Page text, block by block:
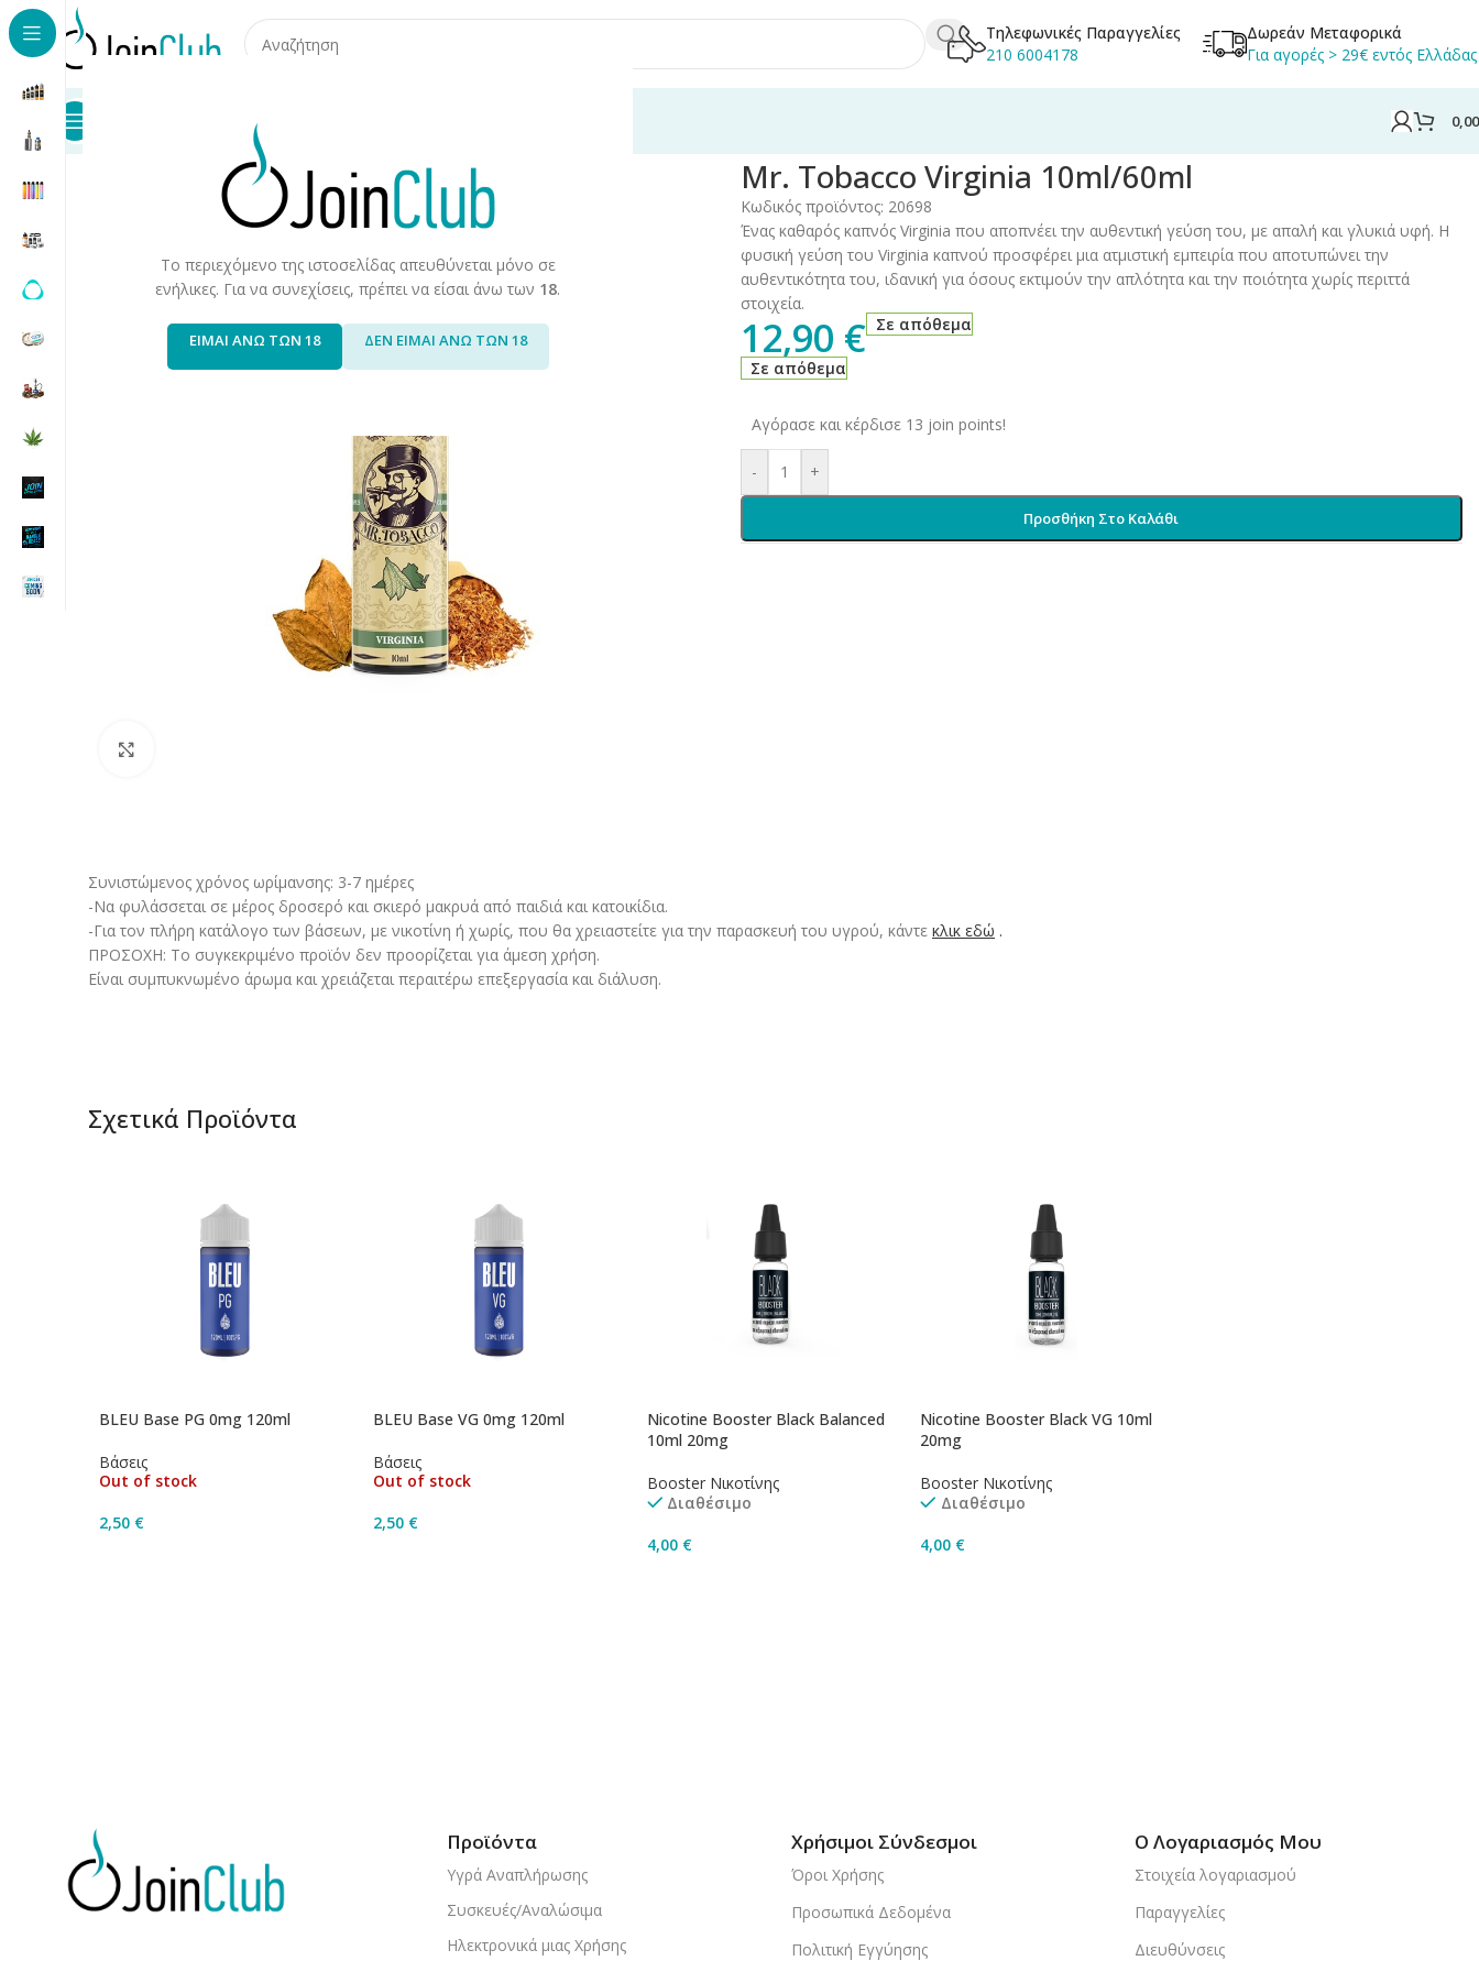
Το περιεχόμενο της ιστοσελίδας απευθύνεται μόνο σε
ενήλικες. Για να συνεχίσεις, πρέπει να είσαι άνω των 18.
ΕΙΜΑΙ ΑΝΩ ΤΩΝ 18 ΔΕΝ ΕΙΜΑΙ ΑΝΩ ΤΩΝ 18
Τηλεφωνικές Παραγγελίες
210 6004178
Δωρεάν Μεταφορικά
Για αγορές > 29€ εντός
Καταστήματα
Υγρά Αναπλήρωσης
Mr. Tobacco Virginia 10ml/60ml
Κωδικός προϊόντος: 20698
Ένας καθαρός καπνός Virginia που αποπνέει την αυθεντική γεύση του, με απαλή και γλυκιά υφή. Η
φυσική γεύση του Virginia καπνού προσφέρει μια ατμιστική εμπειρία που αποτυπώνει την
αυθεντικότητα του, ιδανική για όσους εκτιμούν την απλότητα και την ποιότητα χωρίς περιττά
στοιχεία.
12,90 € Σε απόθεμα
Σε απόθεμα
Αγόρασε και κέρδισε 13 join points!
- +
Προσθήκη Στο Καλάθι
Συνιστώμενος χρόνος ωρίμανσης: 3-7 ημέρες
-Να φυλάσσεται σε μέρος δροσερό και σκιερό μακρυά από παιδιά και κατοικίδια.
-Για τον πλήρη κατάλογο των βάσεων, με νικοτίνη ή χωρίς, που θα χρειαστείτε για την παρασκευή του υγρού, κάντε κλικ εδώ .
ΠΡΟΣΟΧΗ: Το συγκεκριμένο προϊόν δεν προορίζεται για άμεση χρήση.
Είναι συμπυκνωμένο άρωμα και χρειάζεται περαιτέρω επεξεργασία και διάλυση.
Σχετικά Προϊόντα
BLEU Base PG 0mg 120ml
Βάσεις
Out of stock
2,50 €
BLEU Base VG 0mg 120ml
Βάσεις
Out of stock
2,50 €
Nicotine Booster Black Balanced
10ml 20mg
Booster Νικοτίνης
Διαθέσιμο
4,00 €
Nicotine Booster Black VG 10ml
20mg
Booster Νικοτίνης
Διαθέσιμο
4,00 €
Προϊόντα
Υγρά Αναπλήρωσης
Συσκευές/Αναλώσιμα
Ηλεκτρονικά μιας Χρήσης
Χρήσιμοι Σύνδεσμοι
Όροι Χρήσης
Προσωπικά Δεδομένα
Πολιτική Εγγύησης
Ο Λογαριασμός Μου
Στοιχεία λογαριασμού
Παραγγελίες
Διευθύνσεις